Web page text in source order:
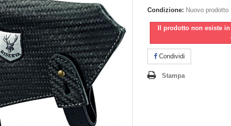
Condizione: Nuovo prodotto
Il prodotto non esiste
Condividi
Stampa